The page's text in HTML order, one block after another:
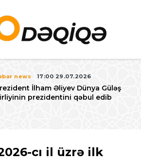
news 17:00 29.07.2026
İlham Əliyev Dünya Güləş
prezidentini qəbul edib
cı il üzrə ilk